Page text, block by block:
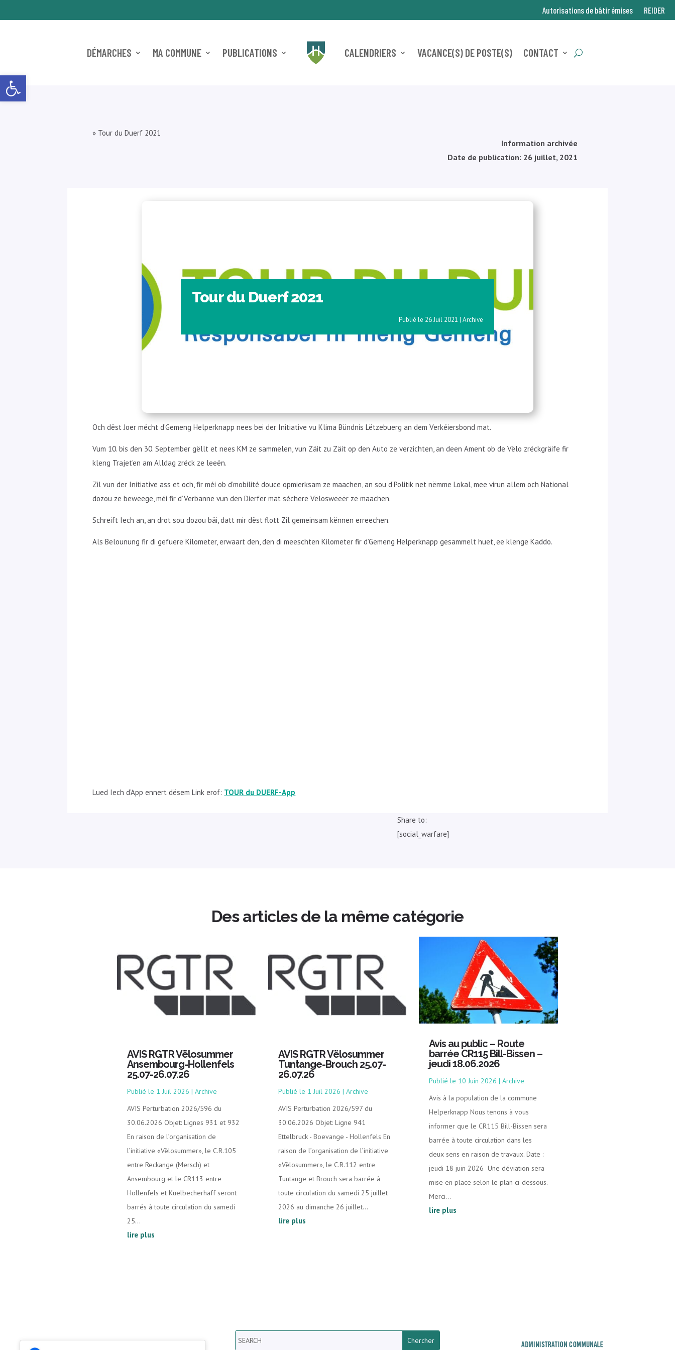
Ouvrir la barre d’outils
Autorisations de bâtir émises REIDER
DÉMARCHES MA COMMUNE PUBLICATIONS CALENDRIERS VACANCE(S) DE POSTE(S) CONTACT
» Tour du Duerf 2021
Information archivée
Date de publication: 26 juillet, 2021
Tour du Duerf 2021
26 Juil 2021 | Archive
Och dëst Joer mécht d’Gemeng Helperknapp nees bei der Initiative vu Klima Bündnis Lëtzebuerg an dem Verkéiersbond mat.
Vum 10. bis den 30. September gëllt et nees KM ze sammelen, vun Zäit zu Zäit op den Auto ze verzichten, an deen Ament ob de Vëlo zréckgräife fir
kleng Trajet’en am Alldag zréck ze leeën.
Zil vun der Initiative ass et och, fir méi ob d’mobilité douce opmierksam ze maachen, an sou d’Politik net nëmme Lokal, mee virun allem och National
dozou ze beweege, méi fir d’Verbanne vun den Dierfer mat séchere Vëlosweeër ze maachen.
Schreift Iech an, an drot sou dozou bäi, datt mir dëst flott Zil gemeinsam kënnen erreechen.
Als Belounung fir di gefuere Kilometer, erwaart den, den di meeschten Kilometer fir d’Gemeng Helperknapp gesammelt huet, ee klenge Kaddo.
Lued Iech d’App ennert dësem Link erof: TOUR du DUERF-App
Share to:
[social_warfare]
Des articles de la même catégorie
AVIS RGTR Vëlosummer
Ansembourg-Hollenfels
25.07-26.07.26
1 Juil 2026 |Archive
AVIS Perturbation 2026/596 du
30.06.2026 Objet: Lignes 931 et 932
En raison de l’organisation de
l’initiative «Vëlosummer», le C.R.105
entre Reckange (Mersch) et
Ansembourg et le CR113 entre
Hollenfels et Kuelbecherhaff seront
barrés à toute circulation du samedi
25...
lire plus
AVIS RGTR Vëlosummer
Tuntange-Brouch 25.07-
26.07.26
1 Juil 2026 | Archive
AVIS Perturbation 2026/597 du
30.06.2026 Objet: Ligne 941
Ettelbruck - Boevange - Hollenfels En
raison de l’organisation de l’initiative
«Vëlosummer», le C.R.112 entre
Tuntange et Brouch sera barrée à
toute circulation du samedi 25 juillet
2026 au dimanche 26 juillet...
lire plus
Avis au public – Route
barrée CR115 Bill-Bissen –
jeudi 18.06.2026
10 Juin 2026 |Archive
Avis à la population de la commune
Helperknapp Nous tenons à vous
informer que le CR115 Bill-Bissen sera
barrée à toute circulation dans les
deux sens en raison de travaux. Date :
jeudi 18 juin 2026 Une déviation sera
mise en place selon le plan ci-dessous.
Merci...
lire plus
Search